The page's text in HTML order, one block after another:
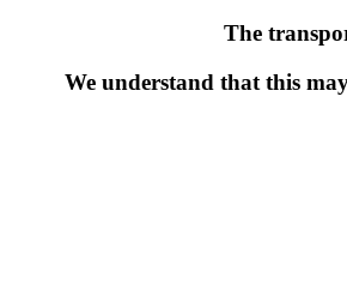
The
We understand that this